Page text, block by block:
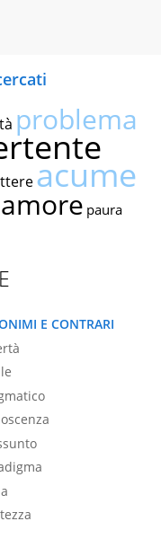
problema
acume
amore paura
E CONTRARI